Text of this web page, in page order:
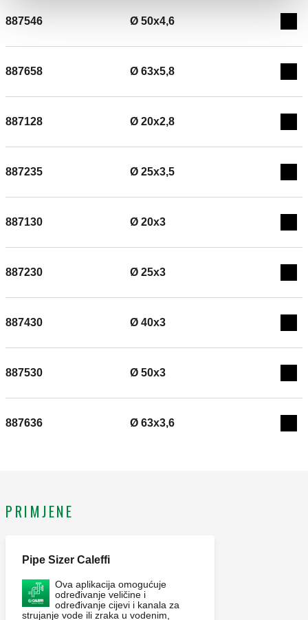
887546 Ø 50x4,6
887658 Ø 63x5,8
887128 Ø 20x2,8
887235 Ø 25x3,5
887130 Ø 20x3
887230 Ø 25x3
887430 Ø 40x3
887530 Ø 50x3
887636 Ø 63x3,6
PRIMJENE
Pipe Sizer Caleffi
Ova aplikacija omogućuje
određivanje veličine i
određivanje cijevi i kanala za
strujanje vode ili zraka u vodenim,